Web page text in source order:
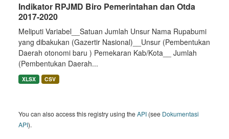
Indikator RPJMD Biro Pemerintahan dan Otda
2017-2020
Meliputi Variabel__Satuan Jumlah Unsur Nama Rupabumi
yang dibakukan (Gazertir Nasional)__Unsur (Pembentukan
Daerah otonomi baru ) Pemekaran Kab/Kota__ Jumlah
(Pembentukan Daerah...
XLSX CSV
You can also access this registry using theAPI (see Dokumentasi
API).